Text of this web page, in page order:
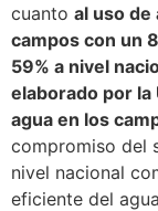
cuanto al uso de
campos con un
59% a nivel
elaborado por la
agua en los
compromiso del
nivel nacional
eficiente del